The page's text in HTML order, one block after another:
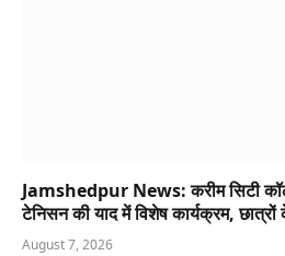
Jamshedpur News: करीम सिटी
टेनिसन की याद में विशेष कार्यक्रम,
August 7, 2026